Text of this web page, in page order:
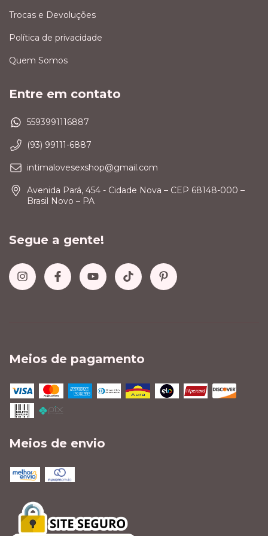
Trocas e Devoluções
Política de privacidade
Quem Somos
Entre em contato
5593991116887
(93) 99111-6887
intimalovesexshop@gmail.com
Avenida Pará, 454 - Cidade Nova – CEP 68148-000 –
Brasil Novo – PA
Segue a gente!
Meios de pagamento
Meios de envio